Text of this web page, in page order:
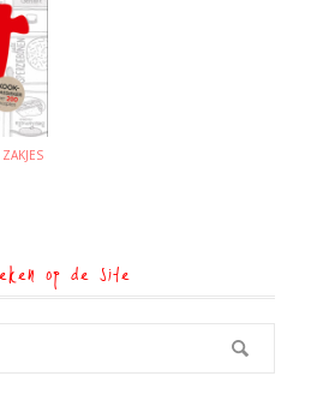
op de site